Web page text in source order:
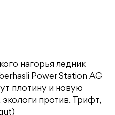
нагорья ледник
Power Station AG
плотину и новую
против. Трифт,